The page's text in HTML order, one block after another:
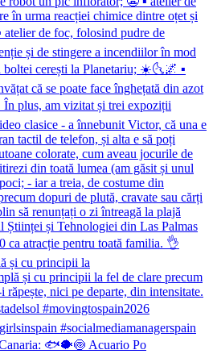
și cu principii la
🐟🐡🍥 Acuario Po